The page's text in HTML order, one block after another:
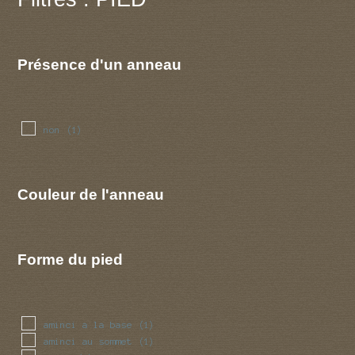
Présence d'un anneau
non (1)
Couleur de l'anneau
Forme du pied
aminci a la base (1)
aminci au sommet (1)